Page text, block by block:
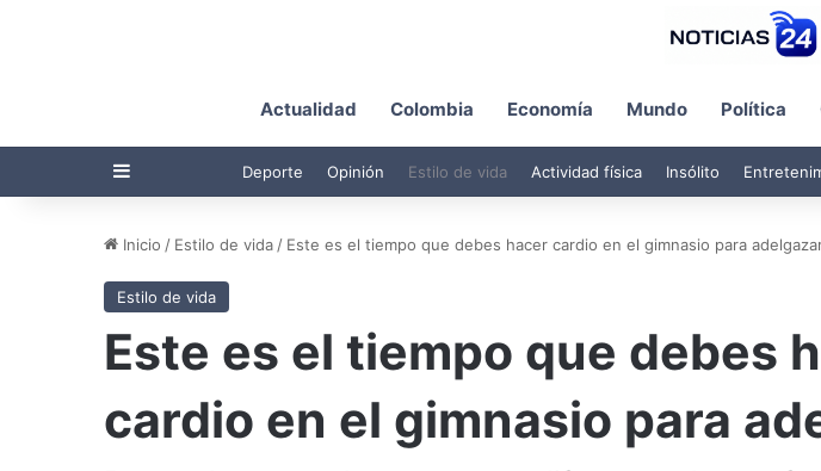
Actualidad Colombia Economía Mundo Política
Barra lateral Deporte Opinión Estilo de vida Actividad física Insólito
Inicio / Estilo de vida / Este es el tiempo que debes hacer cardio en el gimnasio para
Estilo de vida
Este es el tiempo que debes
cardio en el gimnasio para